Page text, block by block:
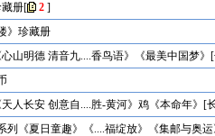
册[ 2]
》珍藏册
山明德 清音九....香鸟语》《最美中国梦》
人长安 创意自....胜-黄河》鸡《本命年》[
列《夏日童趣》《....福绽放》《集邮与奥